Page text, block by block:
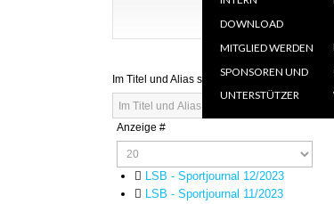
DOWNLOAD
MITGLIED WERDEN
SPONSOREN UND
UNTERSTÜTZER
Im Titel und Alias suchen. Als Präfix „ID:“
Anzeige #
LSB - Sportjournal 12/2023
LSB - Sportjournal 11/2023